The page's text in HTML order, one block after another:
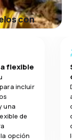
con
flexible
incluir
una
de
opción